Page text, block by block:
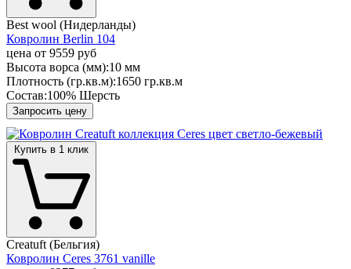
Best wool (Нидерланды)
Ковролин Berlin 104
цена от 9559 руб
Высота ворса (мм):10 мм
Плотность (гр.кв.м):1650 гр.кв.м
Состав:100% Шерсть
Запросить цену
Купить в 1 клик
Creatuft (Бельгия)
Ковролин Ceres 3761 vanille